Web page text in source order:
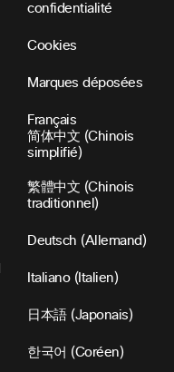
confidentialité
Cookies
Marques déposées
Français
简体中文 (Chinois
simplifié)
繁體中文 (Chinois
traditionnel)
Deutsch (Allemand)
Italiano (Italien)
日本語 (Japonais)
한국어 (Coréen)